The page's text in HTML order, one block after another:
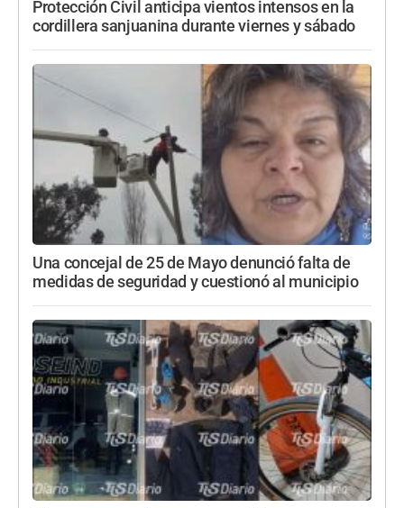
Protección Civil anticipa vientos intensos en la
cordillera sanjuanina durante viernes y sábado
Una concejal de 25 de Mayo denunció falta de
medidas de seguridad y cuestionó al municipio